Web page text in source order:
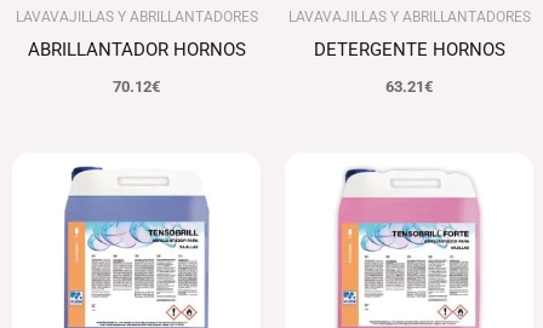
LAVAVAJILLAS Y ABRILLANTADORES
ABRILLANTADOR HORNOS
70.12€
LAVAVAJILLAS Y ABRILLANTADORES
DETERGENTE HORNOS
63.21€
precio
original
era:
103.11€.
precio
actual
es:
100.02€.